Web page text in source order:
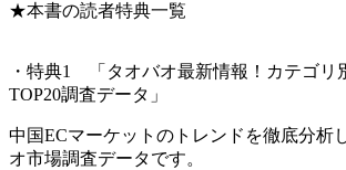
★本書の読者特典一覧
・特典1 「タオバオ最新情報！カテゴリ
TOP20調査データ」
中国ECマーケットのトレンドを徹底分析
オ市場調査データです。